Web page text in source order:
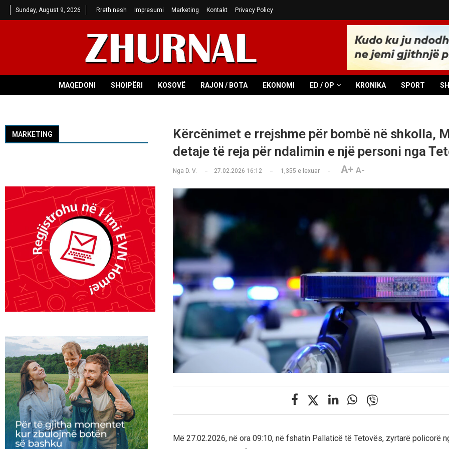
Sunday, August 9, 2026 Rreth nesh Impresumi Marketing Kontakt Privacy Policy
MAQEDONI SHQIPËRI KOSOVË RAJON / BOTA EKONOMI ED / OP KRONIKA SPORT
Kërcënimet e rrejshme për bombë në shkolla,
detaje të reja për ndalimin e një personi nga
Nga D. V. 27.02.2026 16:12 1,355 e lexuar A+ A-
Më 27.02.2026, në ora 09:10, në fshatin Pallaticë të Tetovës, zyrtarë policorë
MARKETING